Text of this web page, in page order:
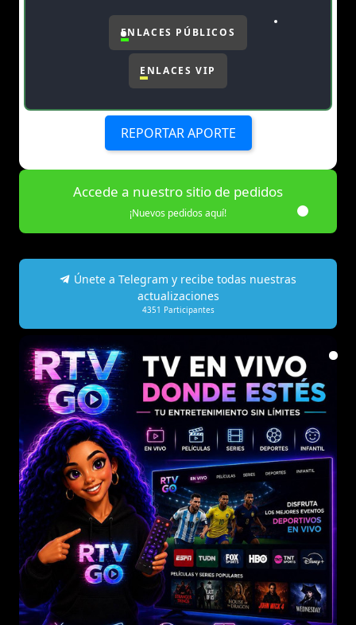
ENLACES PÚBLICOS
ENLACES VIP
REPORTAR APORTE
Accede a nuestro sitio de pedidos
¡Nuevos pedidos aquí!
Únete a Telegram y recibe todas nuestras
actualizaciones
4351 Participantes